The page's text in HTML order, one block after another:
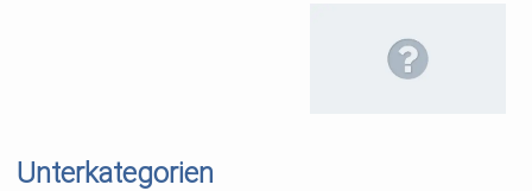
Unterkategorien